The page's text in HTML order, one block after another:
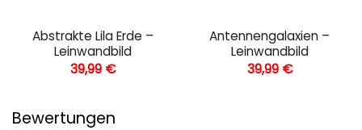
Abstrakte Lila Erde –
Leinwandbild
39,99 €
Antennengalaxien –
Leinwandbild
39,99 €
Bewertungen